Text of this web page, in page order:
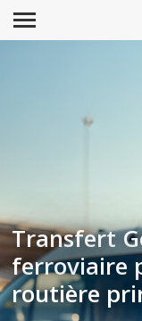
Transfert
ferroviaire
routière